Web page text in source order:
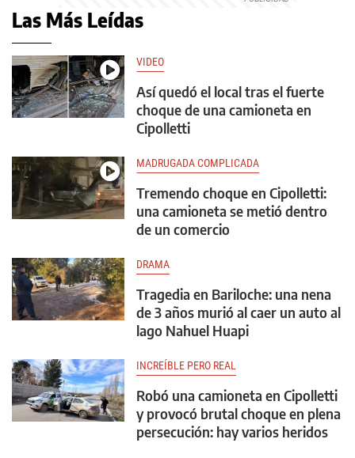
Las Más Leídas
VIDEO
Así quedó el local tras el fuerte
choque de una camioneta en
Cipolletti
MADRUGADA COMPLICADA
Tremendo choque en Cipolletti:
una camioneta se metió dentro
de un comercio
DRAMA
Tragedia en Bariloche: una nena
de 3 años murió al caer un auto al
lago Nahuel Huapi
INCREÍBLE PERO REAL
Robó una camioneta en Cipolletti
y provocó brutal choque en plena
persecución: hay varios heridos